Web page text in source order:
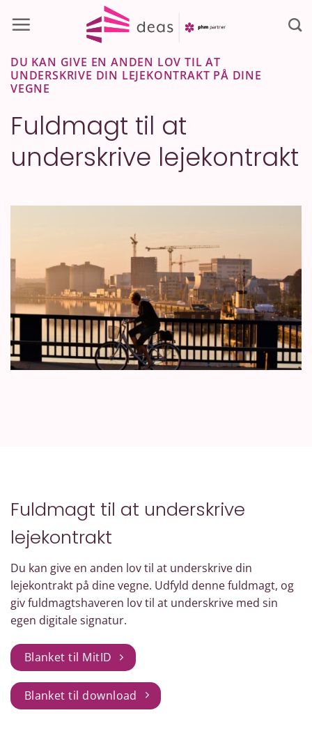
DU KAN GIVE EN ANDEN LOV TIL AT
UNDERSKRIVE DIN LEJEKONTRAKT PÅ DINE
VEGNE
Fuldmagt til at
underskrive lejekontrakt
Fuldmagt til at underskrive
lejekontrakt
Du kan give en anden lov til at underskrive din
lejekontrakt på dine vegne. Udfyld denne fuldmagt, og
giv fuldmagtshaveren lov til at underskrive med sin
egen digitale signatur.
Blanket til MitID
Blanket til download